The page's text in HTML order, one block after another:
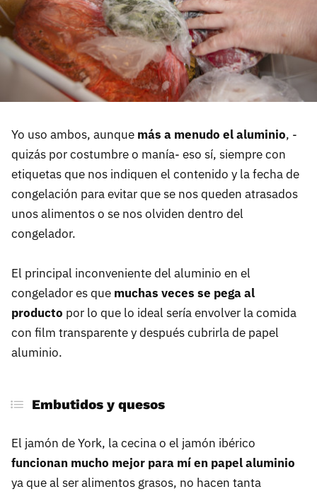
Yo uso ambos, aunque más a menudo el aluminio, -
quizás por costumbre o manía- eso sí, siempre con
etiquetas que nos indiquen el contenido y la fecha de
congelación para evitar que se nos queden atrasados
unos alimentos o se nos olviden dentro del
congelador.
El principal inconveniente del aluminio en el
congelador es que muchas veces se pega al
producto por lo que lo ideal sería envolver la comida
con film transparente y después cubrirla de papel
aluminio.
Embutidos y quesos
El jamón de York, la cecina o el jamón ibérico
funcionan mucho mejor para mí en papel aluminio
ya que al ser alimentos grasos, no hacen tanta